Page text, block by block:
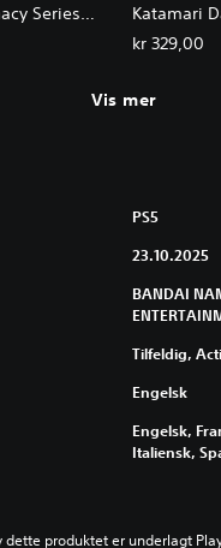
Series
Katamari
Songs:
kr 329,00
Vis mer
PS5
23.10.2025
BANDAI
Tilfeldig,
Engelsk
Engelsk,
Italiensk,
dette produktet er underlagt